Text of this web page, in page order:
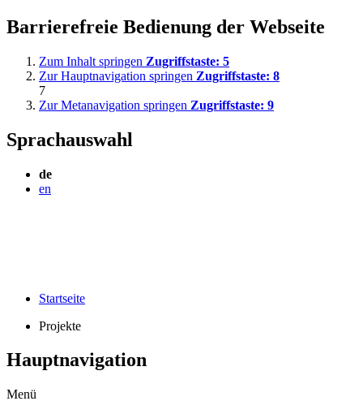
Barrierefreie Bedienung der Webseite
Zum Inhalt springen Zugriffstaste: 5
Zur Hauptnavigation springen Zugriffstaste: 8
7
Zur Metanavigation springen Zugriffstaste: 9
Sprachauswahl
de
en
Startseite
Projekte
Hauptnavigation
Menü